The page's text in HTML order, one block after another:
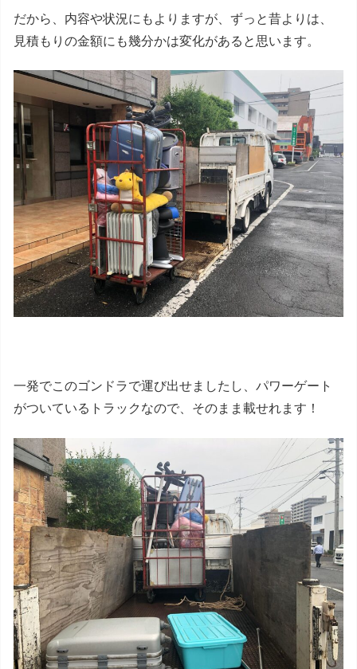
だから、内容や状況にもよりますが、ずっと昔よりは、
見積もりの金額にも幾分かは変化があると思います。
一発でこのゴンドラで運び出せましたし、パワーゲート
がついているトラックなので、そのまま載せれます！